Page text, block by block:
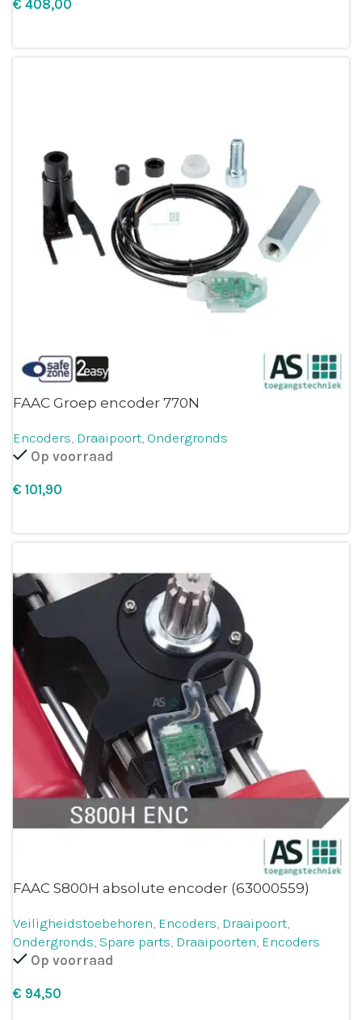
€
FAAC Groep encoder 770N
Encoders, Draaipoort, Ondergronds
Op voorraad
€
FAAC S800H absolute encoder (63000559)
Veiligheidstoebehoren, Encoders, Draaipoort,
Ondergronds, Spare parts, Draaipoorten, Encoders
Op voorraad
€